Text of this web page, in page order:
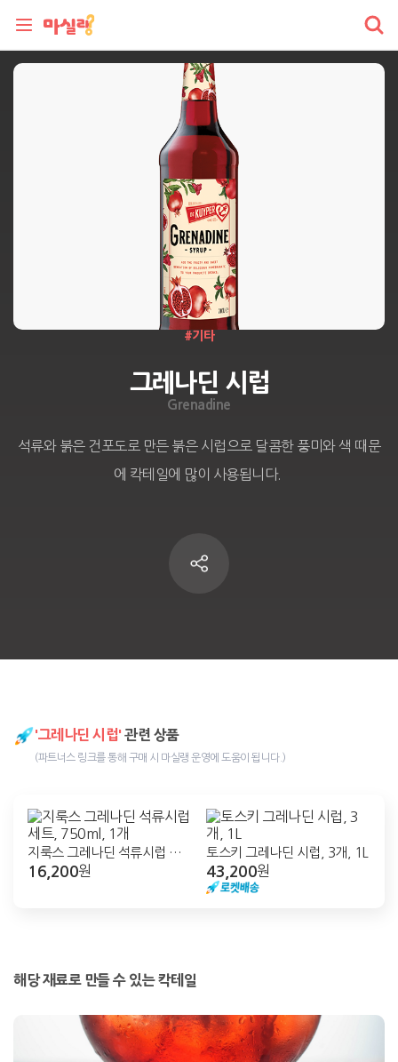
#기타
그레나딘 시럽
Grenadine
석류와 붉은 건포도로 만든 붉은 시럽으로 달콤한 풍미와 색 때문
에 칵테일에 많이 사용됩니다.
'그레나딘 시럽' 관련 상품
(파트너스 링크를 통해 구매 시 마실랭 운영에 도움이 됩니다.)
지룩스 그레나딘 석류시럽 세
트, 750ml, 1개
16,200원
토스키 그레나딘 시럽, 3개, 1L
43,200원
해당 재료로 만들 수 있는 칵테일